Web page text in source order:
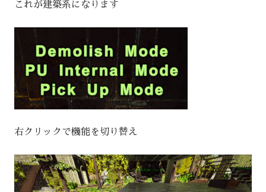
これが建築系になります
右クリックで機能を切り替え